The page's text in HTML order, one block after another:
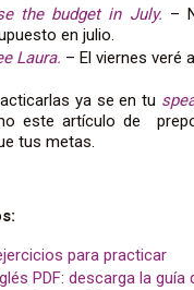
the budget in July. –
en julio.
Laura. – El viernes veré
ya se en tu
este artículo de
tus metas.
para practicar
PDF: descarga la guía